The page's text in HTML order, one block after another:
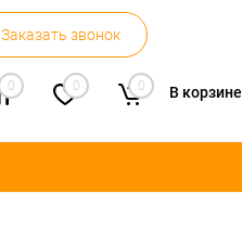
Заказать звонок
0 0 0 В корзине